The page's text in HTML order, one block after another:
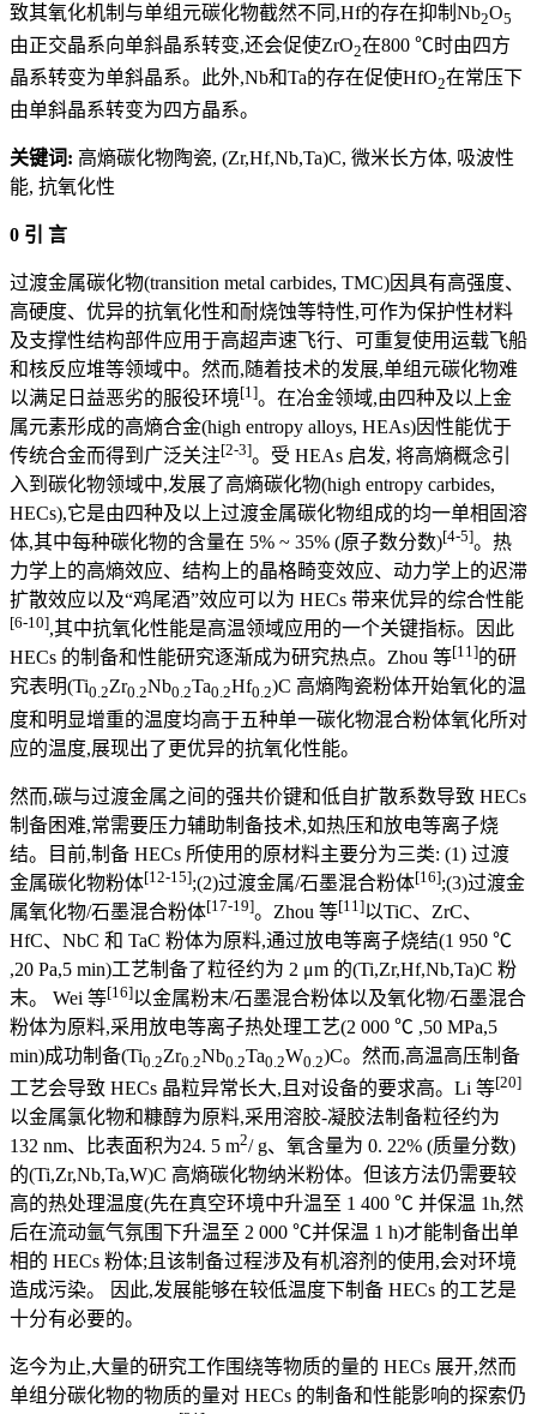
致其氧化机制与单组元碳化物截然不同,Hf的存在抑制Nb2O5
由正交晶系向单斜晶系转变,还会促使ZrO2在800 ℃时由四方
晶系转变为单斜晶系。此外,Nb和Ta的存在促使HfO2在常压下
由单斜晶系转变为四方晶系。
关键词: 高熵碳化物陶瓷, (Zr,Hf,Nb,Ta)C, 微米长方体, 吸波性
能, 抗氧化性
0 引 言
过渡金属碳化物(transition metal carbides, TMC)因具有高强度、
高硬度、优异的抗氧化性和耐烧蚀等特性,可作为保护性材料
及支撑性结构部件应用于高超声速飞行、可重复使用运载飞船
和核反应堆等领域中。然而,随着技术的发展,单组元碳化物难
以满足日益恶劣的服役环境[1]。在冶金领域,由四种及以上金
属元素形成的高熵合金(high entropy alloys, HEAs)因性能优于
传统合金而得到广泛关注[2-3]。受 HEAs 启发, 将高熵概念引
入到碳化物领域中,发展了高熵碳化物(high entropy carbides,
HECs),它是由四种及以上过渡金属碳化物组成的均一单相固溶
体,其中每种碳化物的含量在 5% ~ 35% (原子数分数)[4-5]。热
力学上的高熵效应、结构上的晶格畸变效应、动力学上的迟滞
扩散效应以及“鸡尾酒”效应可以为 HECs 带来优异的综合性能
[6-10],其中抗氧化性能是高温领域应用的一个关键指标。因此
HECs 的制备和性能研究逐渐成为研究热点。Zhou 等[11]的研
究表明(Ti0.2Zr0.2Nb0.2Ta0.2Hf0.2)C 高熵陶瓷粉体开始氧化的温
度和明显增重的温度均高于五种单一碳化物混合粉体氧化所对
应的温度,展现出了更优异的抗氧化性能。
然而,碳与过渡金属之间的强共价键和低自扩散系数导致 HECs
制备困难,常需要压力辅助制备技术,如热压和放电等离子烧
结。目前,制备 HECs 所使用的原材料主要分为三类: (1) 过渡
金属碳化物粉体[12-15];(2)过渡金属/石墨混合粉体[16];(3)过渡金
属氧化物/石墨混合粉体[17-19]。Zhou 等[11]以TiC、ZrC、
HfC、NbC 和 TaC 粉体为原料,通过放电等离子烧结(1 950 ℃
,20 Pa,5 min)工艺制备了粒径约为 2 μm 的(Ti,Zr,Hf,Nb,Ta)C 粉
末。 Wei 等[16]以金属粉末/石墨混合粉体以及氧化物/石墨混合
粉体为原料,采用放电等离子热处理工艺(2 000 ℃ ,50 MPa,5
min)成功制备(Ti0.2Zr0.2Nb0.2Ta0.2W0.2)C。然而,高温高压制备
工艺会导致 HECs 晶粒异常长大,且对设备的要求高。Li 等[20]
以金属氯化物和糠醇为原料,采用溶胶-凝胶法制备粒径约为
132 nm、比表面积为24. 5 m2/ g、氧含量为 0. 22% (质量分数)
的(Ti,Zr,Nb,Ta,W)C 高熵碳化物纳米粉体。但该方法仍需要较
高的热处理温度(先在真空环境中升温至 1 400 ℃ 并保温 1h,然
后在流动氩气氛围下升温至 2 000 ℃并保温 1 h)才能制备出单
相的 HECs 粉体;且该制备过程涉及有机溶剂的使用,会对环境
造成污染。 因此,发展能够在较低温度下制备 HECs 的工艺是
十分有必要的。
迄今为止,大量的研究工作围绕等物质的量的 HECs 展开,然而
单组分碳化物的物质的量对 HECs 的制备和性能影响的探索仍